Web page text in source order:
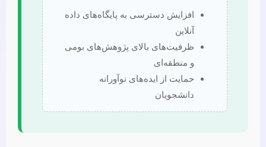
افزایش دسترسی به پایگاه‌های داده
آنلاین
ظرفیت‌های بالای پژوهش‌های بومی
و منطقه‌ای
حمایت از ایده‌های نوآورانه
دانشجویان